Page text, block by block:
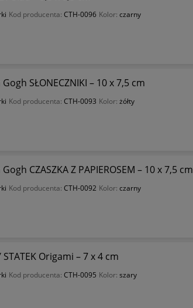
Kod producenta: CTH-0096 Kolor: czarny
SŁONECZNIKI – 10 x 7,5 cm
Kod producenta: CTH-0093 Kolor: żółty
CZASZKA Z PAPIEROSEM – 10 x 7,5 cm
Kod producenta: CTH-0092 Kolor: czarny
Origami – 7 x 4 cm
Kod producenta: CTH-0095 Kolor: szary